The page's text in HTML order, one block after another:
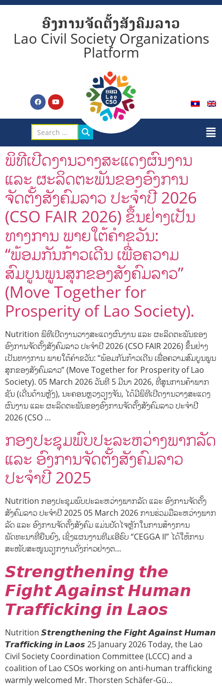
ອົງການຈັດຕັ້ງສັງຄົມລາວ
Lao Civil Society Organizations
Platform
ພິທີເປີດງານວາງສະແດງຜົນງານ
ແລະ ຜະລິດຕະພັນຂອງອົງການ
ຈັດຕັ້ງສັງຄົມລາວ ປະຈຳປີ 2026
(CSO FAIR 2026) ຂຶ້ນຢ່າງເປັນ
ທາງການ ພາຍໃຕ້ຄຳຂວັນ:
“ພ້ອມກັນກ້າວເດີນ ເພື່ອຄວາມ
ສົມບູນພູນສຸກຂອງສັງຄົມລາວ”
(Move Together for
Prosperity of Lao Society).
Nutrition ພິທີເປີດງານວາງສະແດງຜົນງານ ແລະ ຜະລິດຕະພັນຂອງ
ອົງການຈັດຕັ້ງສັງຄົມລາວ ປະຈຳປີ 2026 (CSO FAIR 2026) ຂຶ້ນຢ່າງ
ເປັນທາງການ ພາຍໃຕ້ຄຳຂວັນ: “ພ້ອມກັນກ້າວເດີນ ເພື່ອຄວາມສົມບູນພູນ
ສຸກຂອງສັງຄົມລາວ” (Move Together for Prosperity of Lao
Society). 05 March 2026 ວັນທີ 5 ມີນາ 2026, ທີ່ສູນການຄ້າພາກ
ຊັນ (ເດີ່ນດ້ານຫຼັງ), ນະຄອນຫຼວງວຽງຈັນ, ໄດ້ມີພິທີເປີດງານວາງສະແດງ
ຜົນງານ ແລະ ຜະລິດຕະພັນຂອງອົງການຈັດຕັ້ງສັງຄົມລາວ ປະຈຳປີ
2026 (CSO …
ກອງປະຊຸມພົບປະລະຫວ່າງພາກລັດ
ແລະ ອົງການຈັດຕັ້ງສັງຄົມລາວ
ປະຈຳປີ 2025
Nutrition ກອງປະຊຸມພົບປະລະຫວ່າງພາກລັດ ແລະ ອົງການຈັດຕັ້ງ
ສັງຄົມລາວ ປະຈຳປີ 2025 05 March 2026 ການຮ່ວມມືລະຫວ່າງພາກ
ລັດ ແລະ ອົງການຈັດຕັ້ງສັງຄົມ ແມ່ນປັດໄຈຫຼັກໃນການສ້າງການ
ພັດທະນາທີ່ຍືນຍົງ, ເຊິ່ງແຜນງານທີມເອີຣົບ “CEGGA II” ໄດ້ໃຫ້ການ
ສະໜັບສະໜູນວຽກງານດັ່ງກ່າວຢ່າງຕ…
𝙎𝙩𝙧𝙚𝙣𝙜𝙩𝙝𝙚𝙣𝙞𝙣𝙜 𝙩𝙝𝙚
𝙁𝙞𝙜𝙝𝙩 𝘼𝙜𝙖𝙞𝙣𝙨𝙩 𝙃𝙪𝙢𝙖𝙣
𝙏𝙧𝙖𝙛𝙛𝙞𝙘𝙠𝙞𝙣𝙜 𝙞𝙣 𝙇𝙖𝙤𝙨
Nutrition 𝙎𝙩𝙧𝙚𝙣𝙜𝙩𝙝𝙚𝙣𝙞𝙣𝙜 𝙩𝙝𝙚 𝙁𝙞𝙜𝙝𝙩 𝘼𝙜𝙖𝙞𝙣𝙨𝙩 𝙃𝙪𝙢𝙖𝙣
𝙏𝙧𝙖𝙛𝙛𝙞𝙘𝙠𝙞𝙣𝙜 𝙞𝙣 𝙇𝙖𝙤𝙨 25 January 2026 Today, the Lao
Civil Society Coordination Committee (LCCC) and a
coalition of Lao CSOs working on anti-human trafficking
warmly welcomed Mr. Thorsten Schäfer-Gü…